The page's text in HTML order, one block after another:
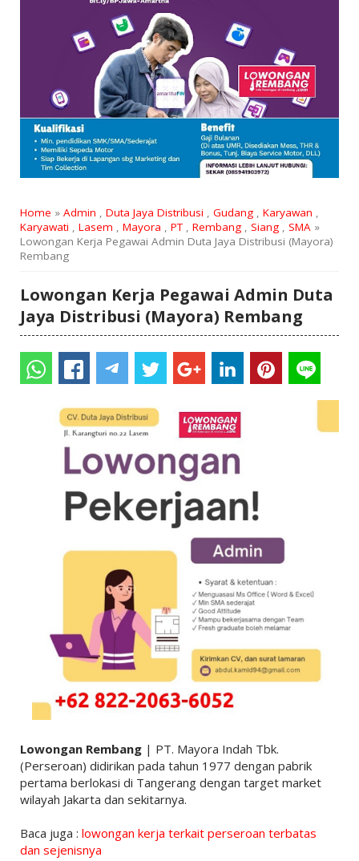
Home » Admin , Duta Jaya Distribusi , Gudang, Karyawan ,
Karyawati , Lasem , Mayora , PT, Rembang, Siang, SMA»
Lowongan Kerja Pegawai Admin Duta Jaya Distribusi (Mayora)
Rembang
Lowongan Kerja Pegawai Admin Duta
Jaya Distribusi (Mayora) Rembang
Lowongan Rembang| PT. Mayora Indah Tbk.
(Perseroan) didirikan pada tahun 1977 dengan pabrik
pertama berlokasi di Tangerang dengan target market
wilayah Jakarta dan sekitarnya.
Baca juga : lowongan kerja terkait perseroan terbatas
dan sejenisnya